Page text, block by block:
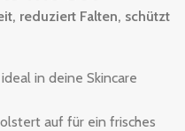
reduziert Falten, schützt
in deine Skincare
auf für ein frisches